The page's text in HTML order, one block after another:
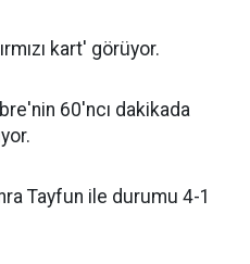
kart' görüyor.
60'ncı dakikada
Tayfun ile durumu 4-1